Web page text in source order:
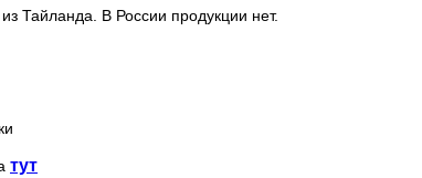
Тайланда. В России продукции нет.
тут